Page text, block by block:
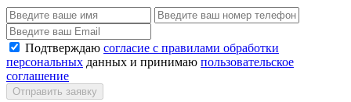
Подтверждаю согласие с правилами обработки
персональных данных и принимаю пользовательское
соглашение
Отправить заявку